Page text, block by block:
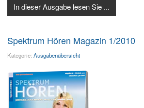
In dieser Ausgabe lesen Sie ...
Spektrum Hören Magazin 1/2010
Kategorie: Ausgabenübersicht